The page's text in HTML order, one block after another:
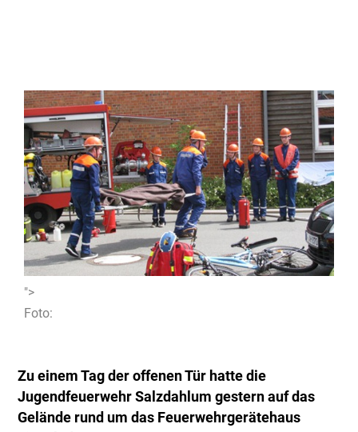
">
Foto:
Zu einem Tag der offenen Tür hatte die
Jugendfeuerwehr Salzdahlum gestern auf das
Gelände rund um das Feuerwehrgerätehaus